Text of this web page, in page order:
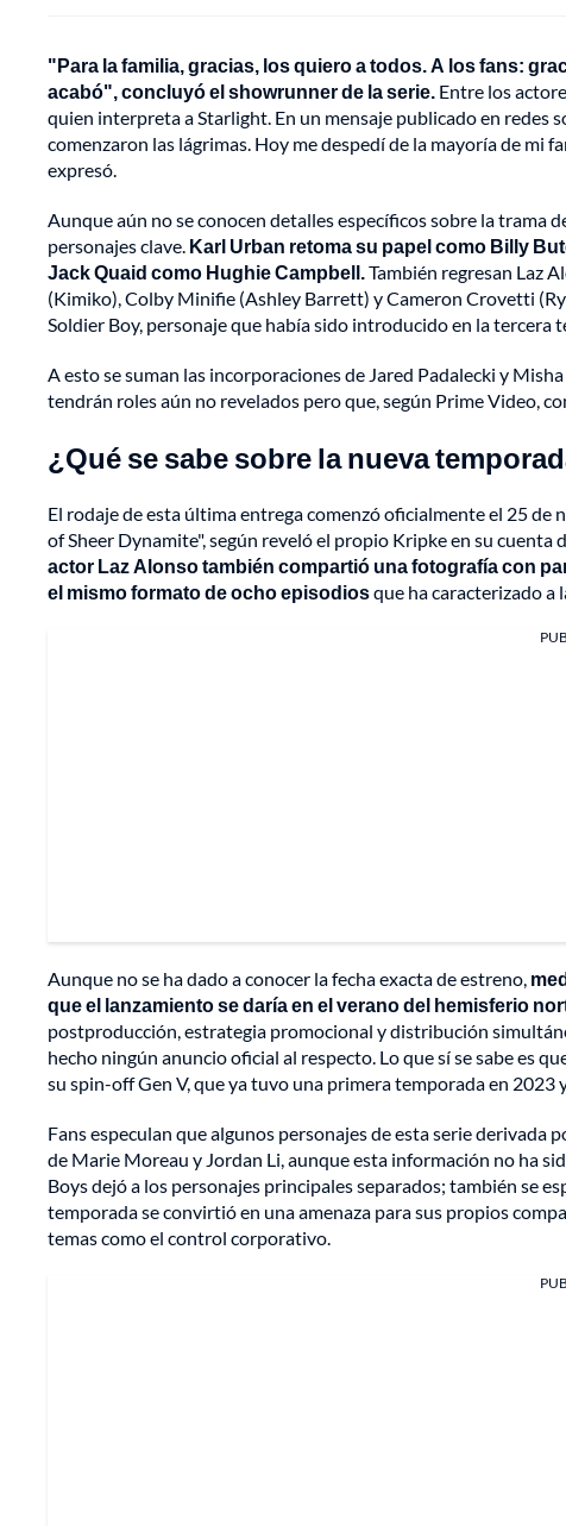
"Para la familia, gracias, los quiero a todos. A los fans:
acabó", concluyó el showrunner de la serie. Entre los
quien interpreta a Starlight. En un mensaje publicado en redes
comenzaron las lágrimas. Hoy me despedí de la mayoría de mi
expresó.
Aunque aún no se conocen detalles específicos sobre la trama
personajes clave. Karl Urban retoma su papel como Billy
Jack Quaid como Hughie Campbell.También regresan Laz
(Kimiko), Colby Minifie (Ashley Barrett) y Cameron Crovetti
Soldier Boy, personaje que había sido introducido en la tercera
A esto se suman las incorporaciones de Jared Padalecki y
tendrán roles aún no revelados pero que, según Prime Video,
¿Qué se sabe sobre la nueva
El rodaje de esta última entrega comenzó oficialmente el 25
of Sheer Dynamite", según reveló el propio Kripke en su cuenta
actor Laz Alonso también compartió una fotografía con
el mismo formato de ocho episodiosque ha caracterizado a
Aunque no se ha dado a conocer la fecha exacta de estreno,
que el lanzamiento se daría en el verano del hemisferio
postproducción, estrategia promocional y distribución
hecho ningún anuncio oficial al respecto. Lo que sí se sabe es
su spin-off Gen V, que ya tuvo una primera temporada en
Fans especulan que algunos personajes de esta serie derivada
de Marie Moreau y Jordan Li, aunque esta información no ha
Boys dejó a los personajes principales separados; también se
temporada se convirtió en una amenaza para sus propios
temas como el control corporativo.